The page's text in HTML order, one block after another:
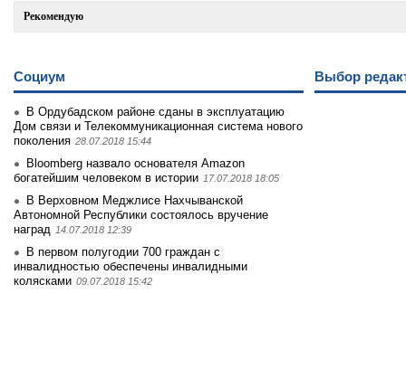
Рекомендую
Социум
В Ордубадском районе сданы в эксплуатацию
Дом связи и Телекоммуникационная система нового
поколения 28.07.2018 15:44
Bloomberg назвало основателя Amazon
богатейшим человеком в истории 17.07.2018 18:05
В Верховном Меджлисе Нахчыванской
Автономной Республики состоялось вручение
наград 14.07.2018 12:39
В первом полугодии 700 граждан с
инвалидностью обеспечены инвалидными
колясками 09.07.2018 15:42
Выбор